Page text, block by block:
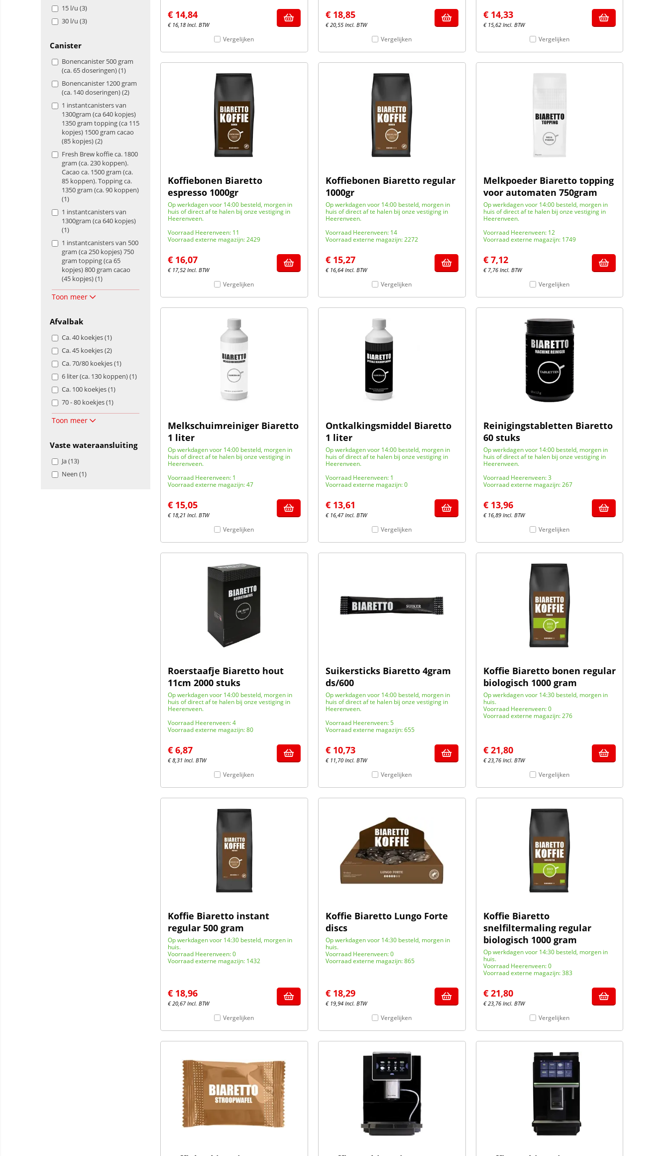
15 l/u (3)
30 l/u (3)
Canister
Bonencanister 500 gram
(ca. 65 doseringen) (1)
Bonencanister 1200 gram
(ca. 140 doseringen) (2)
1 instantcanisters van
1300gram (ca 640 kopjes)
1350 gram topping (ca 115
kopjes) 1500 gram cacao
(85 kopjes) (2)
Fresh Brew koffie ca. 1800
gram (ca. 230 koppen).
Cacao ca. 1500 gram (ca.
85 koppen). Topping ca.
1350 gram (ca. 90 koppen)
(1)
1 instantcanisters van
1300gram (ca 640 kopjes)
(1)
1 instantcanisters van 500
gram (ca 250 kopjes) 750
gram topping (ca 65
kopjes) 800 gram cacao
(45 kopjes) (1)
Toon meer
Afvalbak
Ca. 40 koekjes (1)
Ca. 45 koekjes (2)
Ca. 70/80 koekjes (1)
6 liter (ca. 130 koppen) (1)
Ca. 100 koekjes (1)
70 - 80 koekjes (1)
Toon meer
Vaste wateraansluiting
Ja (13)
Neen (1)
€ 14,84
€ 16,18 Incl. BTW
Vergelijken
€ 18,85
€20,55 Incl. BTW
Vergelijken
€ 14,33
€ 15,62 Incl. BTW
Vergelijken
Koffiebonen Biaretto
espresso 1000gr
Op werkdagen voor 14:00 besteld, morgen in
huis of direct af te halen bij onze vestiging in
Heerenveen.
Voorraad Heerenveen: 11
Voorraad externe magazijn: 2429
€ 16,07
€ 17,52 Incl. BTW
Vergelijken
Koffiebonen Biaretto regular
1000gr
Op werkdagen voor 14:00 besteld, morgen in
huis of direct af te halen bij onze vestiging in
Heerenveen.
Voorraad Heerenveen: 14
Voorraad externe magazijn: 2272
€ 15,27
€ 16,64 Incl. BTW
Vergelijken
Melkpoeder Biaretto topping
voor automaten 750gram
Op werkdagen voor 14:00 besteld, morgen in
huis of direct af te halen bij onze vestiging in
Heerenveen.
Voorraad Heerenveen: 12
Voorraad externe magazijn: 1749
€ 7,12
€ 7,76 Incl. BTW
Vergelijken
Melkschuimreiniger Biaretto
1 liter
Op werkdagen voor 14:00 besteld, morgen in
huis of direct af te halen bij onze vestiging in
Heerenveen.
Voorraad Heerenveen: 1
Voorraad externe magazijn: 47
€ 15,05
€ 18,21 Incl. BTW
Vergelijken
Ontkalkingsmiddel Biaretto
1 liter
Op werkdagen voor 14:00 besteld, morgen in
huis of direct af te halen bij onze vestiging in
Heerenveen.
Voorraad Heerenveen: 1
Voorraad externe magazijn: 0
€ 13,61
€ 16,47 Incl. BTW
Vergelijken
Reinigingstabletten Biaretto
60 stuks
Op werkdagen voor 14:00 besteld, morgen in
huis of direct af te halen bij onze vestiging in
Heerenveen.
Voorraad Heerenveen: 3
Voorraad externe magazijn: 267
€ 13,96
€ 16,89 Incl. BTW
Vergelijken
Roerstaafje Biaretto hout
11cm 2000 stuks
Op werkdagen voor 14:00 besteld, morgen in
huis of direct af te halen bij onze vestiging in
Heerenveen.
Voorraad Heerenveen: 4
Voorraad externe magazijn: 80
€ 6,87
€8,31 Incl. BTW
Vergelijken
Suikersticks Biaretto 4gram
ds/600
Op werkdagen voor 14:00 besteld, morgen in
huis of direct af te halen bij onze vestiging in
Heerenveen.
Voorraad Heerenveen: 5
Voorraad externe magazijn: 655
€ 10,73
€ 11,70 Incl. BTW
Vergelijken
Koffie Biaretto bonen regular
biologisch 1000 gram
Op werkdagen voor 14:30 besteld, morgen in
huis.
Voorraad Heerenveen: 0
Voorraad externe magazijn: 276
€ 21,80
€23,76 Incl. BTW
Vergelijken
Koffie Biaretto instant
regular 500 gram
Op werkdagen voor 14:30 besteld, morgen in
huis.
Voorraad Heerenveen: 0
Voorraad externe magazijn: 1432
€ 18,96
€20,67 Incl. BTW
Vergelijken
Koffie Biaretto Lungo Forte
discs
Op werkdagen voor 14:30 besteld, morgen in
huis.
Voorraad Heerenveen: 0
Voorraad externe magazijn: 865
€ 18,29
€ 19,94 Incl. BTW
Vergelijken
Koffie Biaretto
snelfiltermaling regular
biologisch 1000 gram
Op werkdagen voor 14:30 besteld, morgen in
huis.
Voorraad Heerenveen: 0
Voorraad externe magazijn: 383
€ 21,80
€23,76 Incl. BTW
Vergelijken